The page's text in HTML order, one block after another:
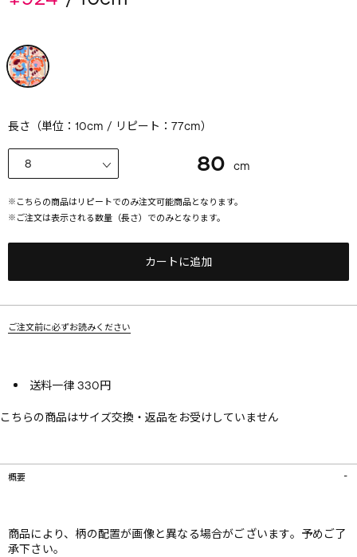
長さ（単位：10cm / リピート： 77cm）
80 cm
※ こちらの商品はリピートでのみ注文可能商品となります。
※ ご注文は表示される数量（長さ）でのみとなります。
カートに追加
ご注文前に必ずお読みください
送料一律 330円
こちらの商品はサイズ交換・返品をお受けしていません
概要
商品により、柄の配置が画像と異なる場合がございます。予めご了
承下さい。